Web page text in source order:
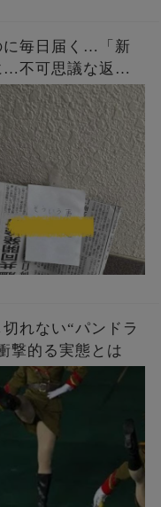
に毎日届く…「新
…不可思議な返事
れない“パンドラ
撃的る実態とは